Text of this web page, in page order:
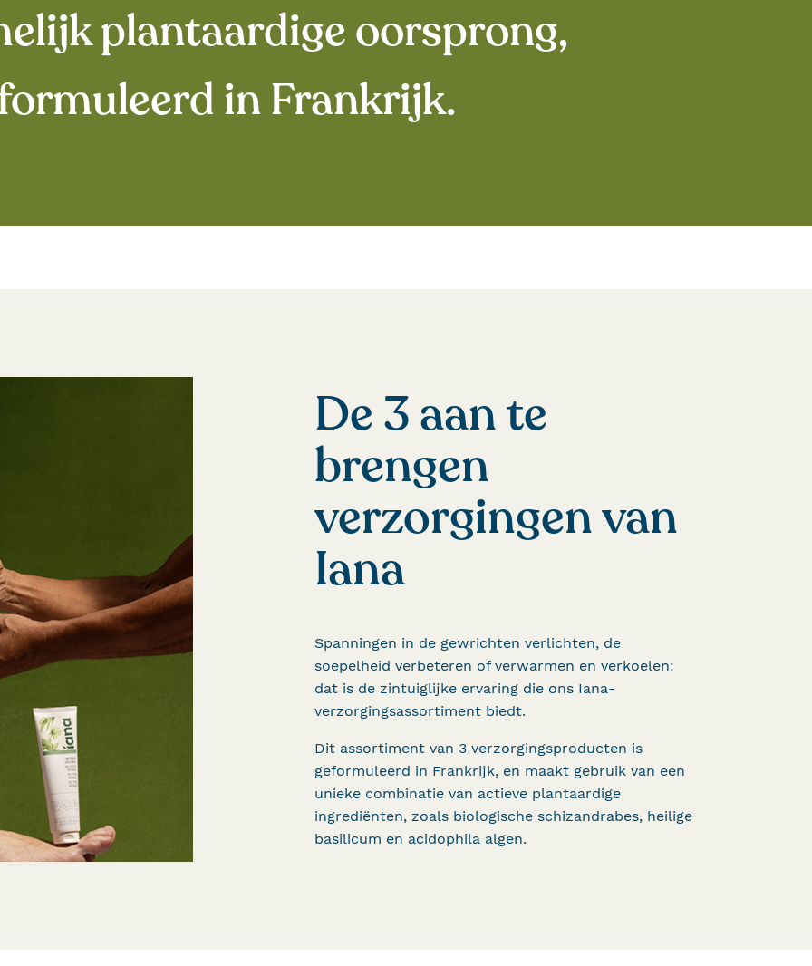
plantaardige oorsprong,
in Frankrijk.
De 3 aan te
brengen
verzorgingen van
Iana
Spanningen in de gewrichten verlichten, de
soepelheid verbeteren of verwarmen en verkoelen:
dat is de zintuiglijke ervaring die ons Iana-
verzorgingsassortiment biedt.
Dit assortiment van 3 verzorgingsproducten is
geformuleerd in Frankrijk, en maakt gebruik van een
unieke combinatie van actieve plantaardige
ingrediënten, zoals biologische schizandrabes, heilige
basilicum en acidophila algen.